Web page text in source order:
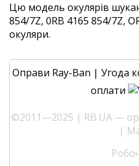
Цю модель окулярів
854/7Z, 0RB 4165 854/7Z,
окуляри.
Оправи Ray-Ban | Угода
оплати
©2011—2025 | RB.UA —
|